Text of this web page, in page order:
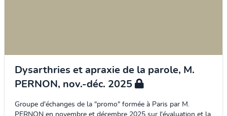
Dysarthries et apraxie de la parole, M.
PERNON, nov.-déc. 2025
Groupe d'échanges de la "promo" formée à Paris par M.
PERNON en novembre et décembre 2025 sur l'évaluation et la